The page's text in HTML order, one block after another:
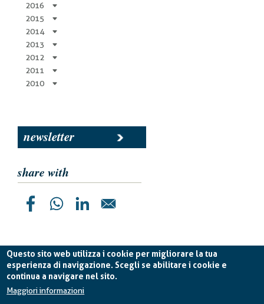
Questo sito web utilizza i cookie per migliorare la tua
esperienza di navigazione. Scegli se abilitare i cookie e
continua a navigare nel sito.
Maggiori informazioni
2016
2015
2014
2013
2012
2011
2010
newsletter
share with
Planetek Italia s.r.l. P. IVA 04555490723 -